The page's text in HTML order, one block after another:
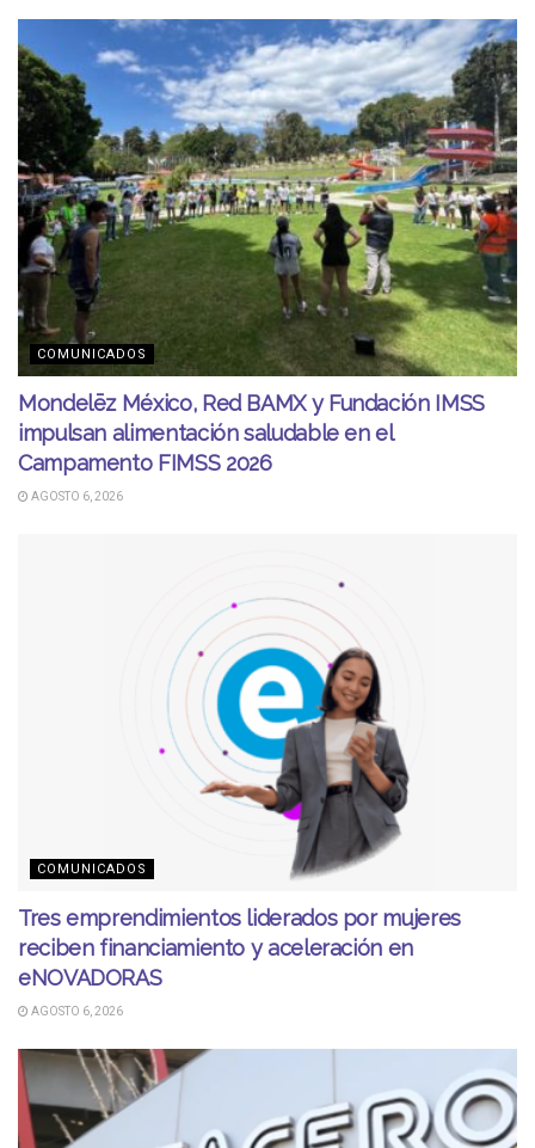
COMUNICADOS
Mondelēz México, Red BAMX y Fundación IMSS
impulsan alimentación saludable en el
Campamento FIMSS 2026
AGOSTO 6, 2026
COMUNICADOS
Tres emprendimientos liderados por mujeres
reciben financiamiento y aceleración en
eNOVADORAS
AGOSTO 6, 2026